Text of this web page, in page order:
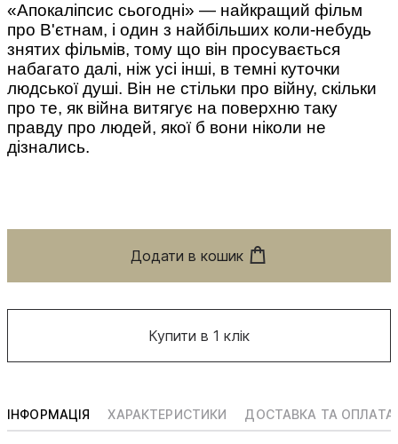
«Апокаліпсис сьогодні» — найкращий фільм
про В'єтнам, і один з найбільших коли-небудь
знятих фільмів, тому що він просувається
набагато далі, ніж усі інші, в темні куточки
людської душі. Він не стільки про війну, скільки
про те, як війна витягує на поверхню таку
правду про людей, якої б вони ніколи не
дізнались.
Додати в кошик
Купити в 1 клік
ІНФОРМАЦІЯ ХАРАКТЕРИСТИКИ ДОСТАВКА ТА ОПЛАТА